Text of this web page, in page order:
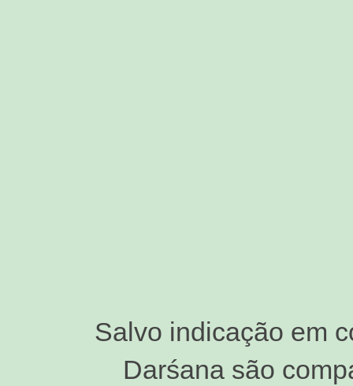
Salvo indicação em
Darśana são